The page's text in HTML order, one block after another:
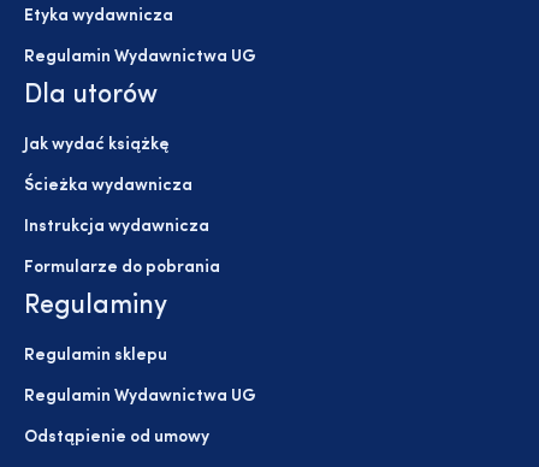
Etyka wydawnicza
Regulamin Wydawnictwa UG
Dla utorów
Jak wydać książkę
Ścieżka wydawnicza
Instrukcja wydawnicza
Formularze do pobrania
Regulaminy
Regulamin sklepu
Regulamin Wydawnictwa UG
Odstąpienie od umowy